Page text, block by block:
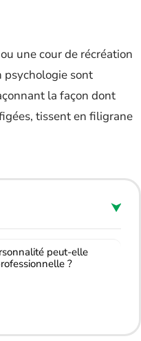
une cour de récréation
psychologie sont
la façon dont
tissent en filigrane
peut-elle
?